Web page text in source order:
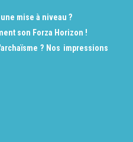
mise à niveau ?
son Forza Horizon !
? Nos impressions